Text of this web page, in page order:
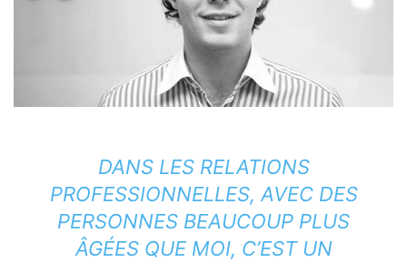
DANS LES RELATIONS
PROFESSIONNELLES, AVEC DES
PERSONNES BEAUCOUP PLUS
ÂGÉES QUE MOI, C’EST UN